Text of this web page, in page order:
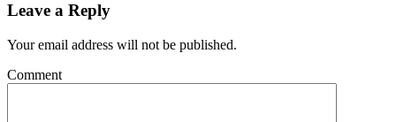
Leave a Reply
Your email address will not be published.
Comment